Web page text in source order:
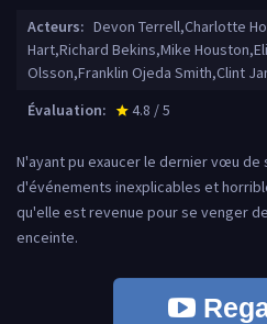
Acteurs: Devon Terrell,Charlotte
Hart,Richard Bekins,Mike
Olsson,Franklin Ojeda Smith,Clint
Évaluation:
star_rate
4.8 / 5
N'ayant pu exaucer le dernier vœu de
d'événements inexplicables et
qu'elle est revenue pour se venger
enceinte.